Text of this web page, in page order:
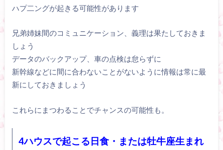
ハプ二ングが起きる可能性があります
兄弟姉妹間のコミュニケーション、義理は果たしておきま
しょう
データのバックアップ、車の点検は怠らずに
新幹線などに間に合わないことがないように情報は常に最
新にしておきましょう
これらにまつわることでチャンスの可能性も。
4ハウスで起こる日食・または牡牛座生まれ